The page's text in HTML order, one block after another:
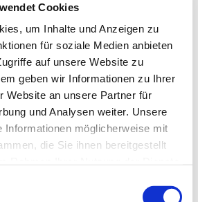
Cookies
um Inhalte und Anzeigen zu
für soziale Medien anbieten
auf unsere Website zu
geben wir Informationen zu Ihrer
Website an unsere Partner für
und Analysen weiter. Unsere
Informationen möglicherweise mit
die Sie ihnen bereitgestellt